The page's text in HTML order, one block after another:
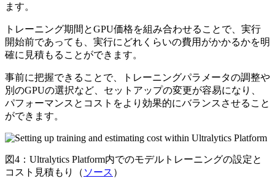
ます。
トレーニング期間とGPU価格を組み合わせることで、実行
開始前であっても、実行にどれくらいの費用がかかるかを明
確に見積もることができます。
事前に把握できることで、トレーニングパラメータの調整や
別のGPUの選択など、セットアップの変更が容易になり、
パフォーマンスとコストをより効果的にバランスさせること
ができます。
図4：Ultralytics Platform内でのモデルトレーニングの設定と
コスト見積もり（ ソース ）